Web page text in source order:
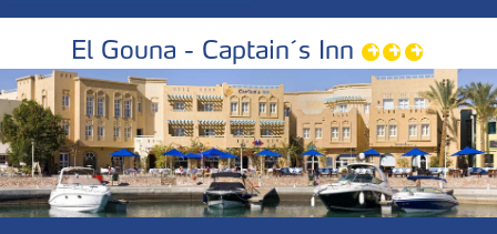
El Gouna - Captain´s Inn